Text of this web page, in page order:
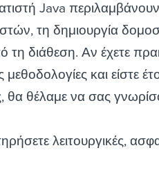
Java
τη δημιουργία
διάθεση. Αν έχετε
και είστε
θα θέλαμε να σας
λειτουργικές,